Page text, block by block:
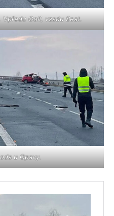
Vpředu Golf, vzadu Seat.
u Opavy.